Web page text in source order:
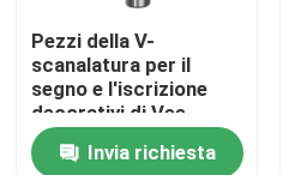
Casa
Pezzi della V-
scanalatura per il
segno e l'iscrizione
decorativi di Vee
Grooves And
Chamfering For
Invia richiesta